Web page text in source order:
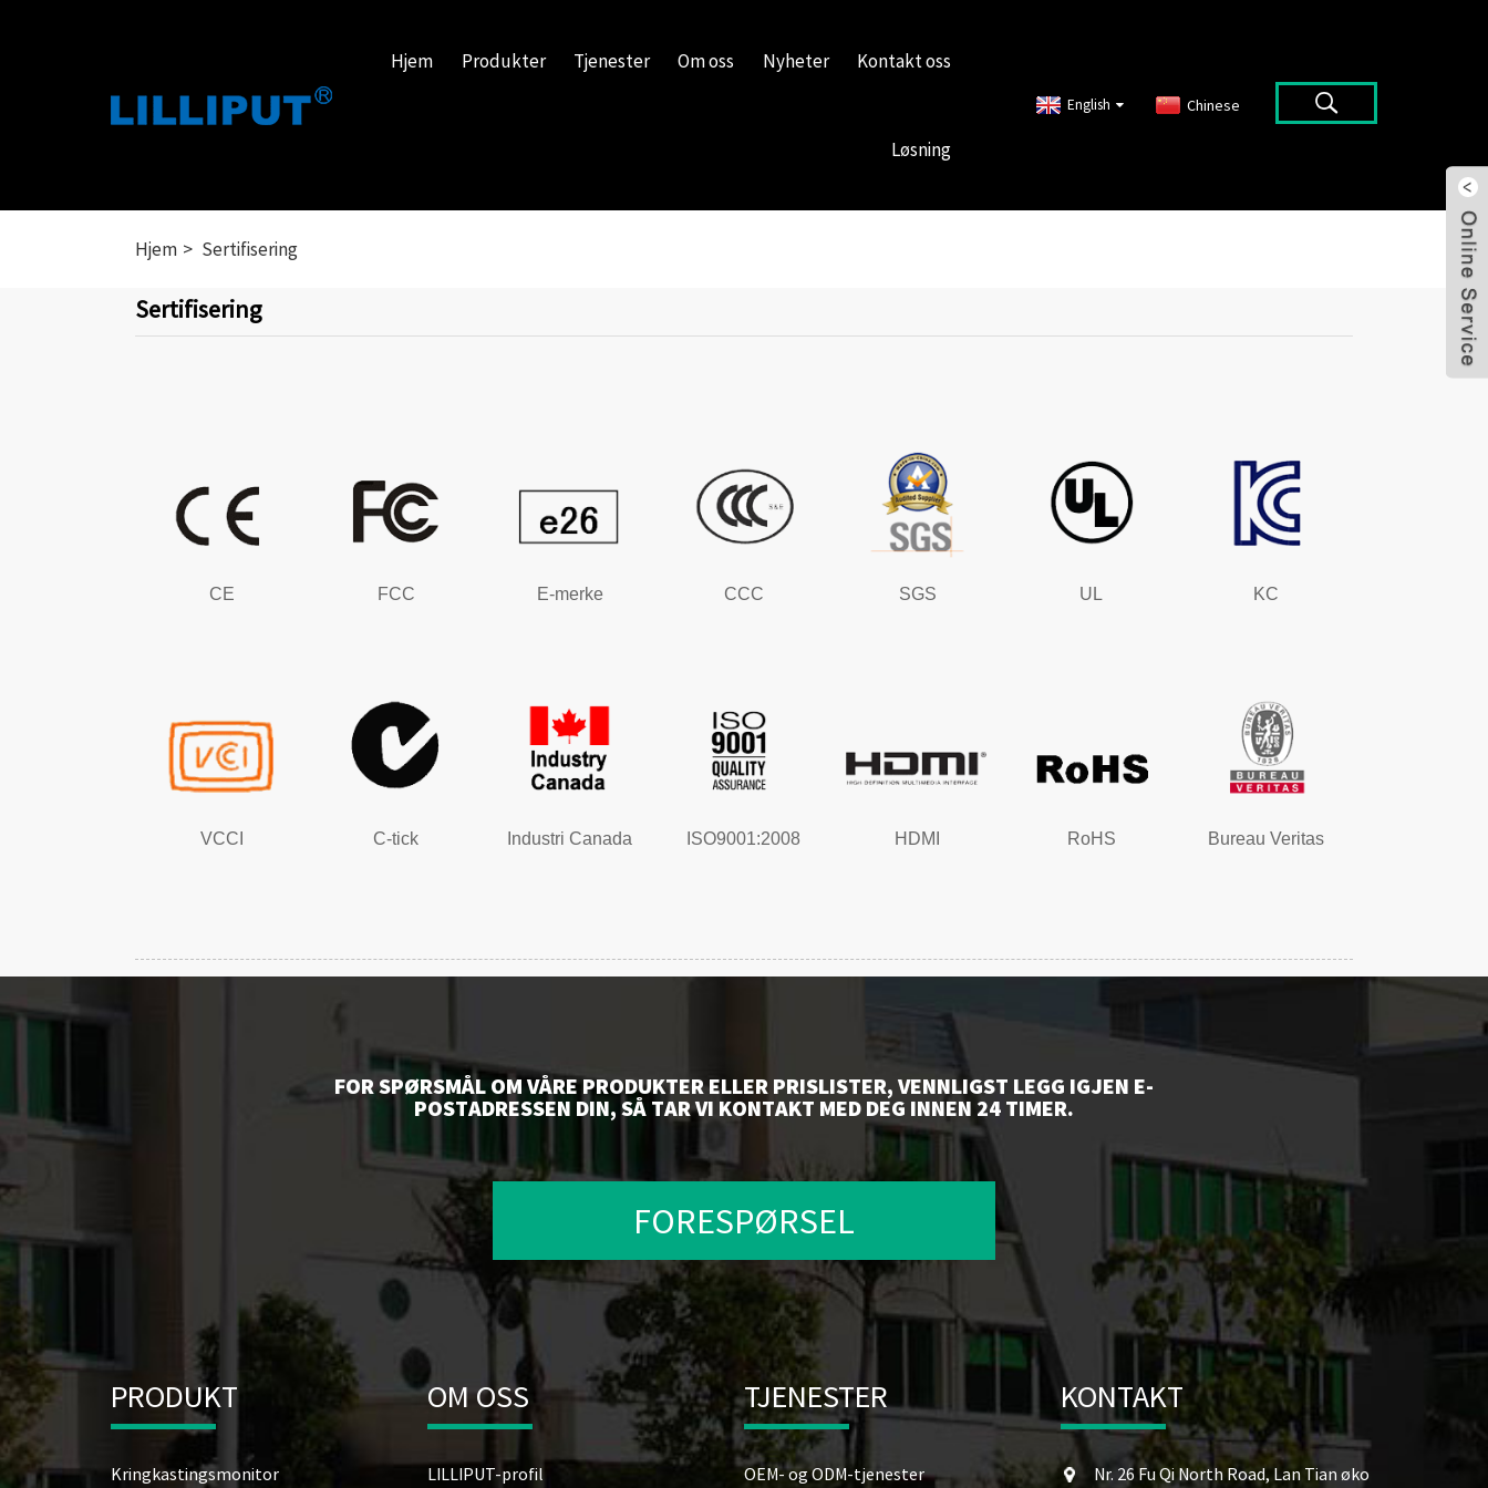
Hjem Produkter Tjenester Om oss Nyheter Kontakt oss
Løsning
English Chinese
Hjem Sertifisering
Sertifisering
CE FCC E-merke CCC SGS UL KC
VCCI C-tick Industri Canada ISO9001:2008 HDMI RoHS Bureau Veritas
FOR SPØRSMÅL OM VÅRE PRODUKTER ELLER PRISLISTER, VENNLIGST LEGG IGJEN E-
POSTADRESSEN DIN, SÅ TAR VI KONTAKT MED DEG INNEN 24 TIMER.
FORESPØRSEL
PRODUKT
Kringkastingsmonitor
OM OSS
LILLIPUT-profil
TJENESTER
OEM- og ODM-tjenester
KONTAKT
Nr. 26 Fu Qi North Road, Lan Tian øko